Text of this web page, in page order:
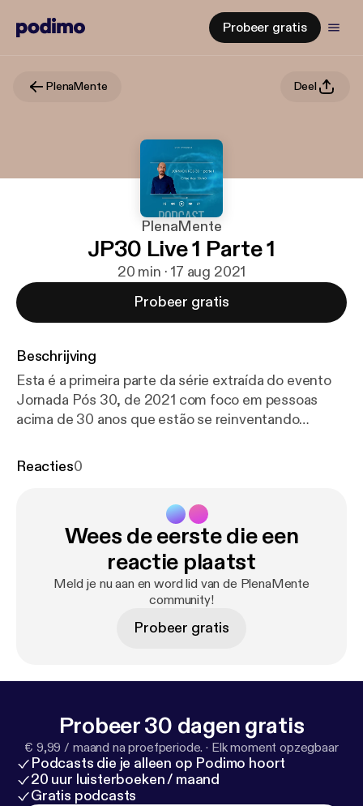
Probeer gratis
PlenaMente Deel
PlenaMente
JP30 Live 1 Parte 1
20 min · 17 aug 2021
Probeer gratis
Beschrijving
Esta é a primeira parte da série extraída do evento
Jornada Pós 30, de 2021 com foco em pessoas
acima de 30 anos que estão se reinventando
trazem muitos insigts e informações preciosas, que
Reacties0
Wees de eerste die een
reactie plaatst
Meld je nu aan en word lid van de PlenaMente
community!
Probeer gratis
Probeer 30 dagen gratis
€ 9,99 / maand na proefperiode. · Elk moment opzegbaar
Podcasts die je alleen op Podimo hoort
20 uur luisterboeken / maand
Gratis podcasts